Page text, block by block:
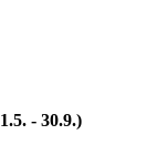
- 30.9.)